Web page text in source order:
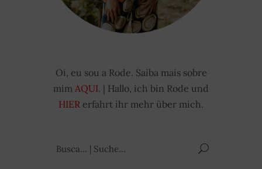
Oi, eu sou a Rode. Saiba mais sobre
mim AQUI. | Hallo, ich bin Rode und
HIER erfahrt ihr mehr über mich.